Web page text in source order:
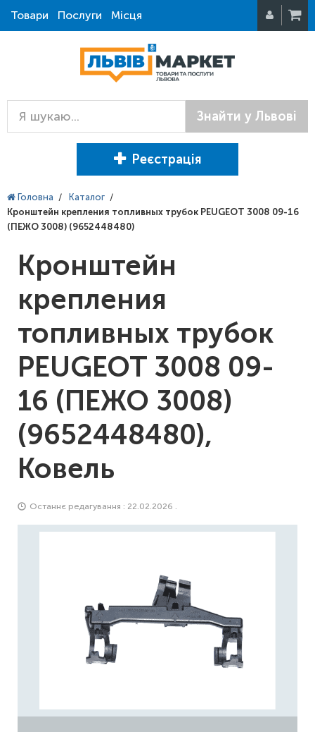
Товари Послуги Місця
Знайти у Львові
Реєстрація
Головна / Каталог /
Кронштейн крепления топливных трубок PEUGEOT 3008 09-16
(ПЕЖО 3008) (9652448480)
Кронштейн
крепления
топливных трубок
PEUGEOT 3008 09-
16 (ПЕЖО 3008)
(9652448480),
Ковель
Останнє редагування : 22.02.2026 .